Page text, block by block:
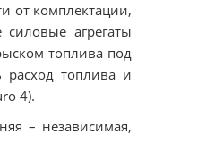
от комплектации,
агрегаты
топлива под
топлива и
4).
– независимая,